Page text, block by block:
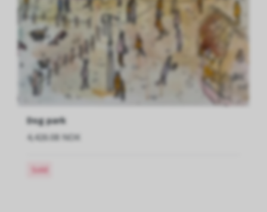
Dog park
4,426.08 NOK
Sold